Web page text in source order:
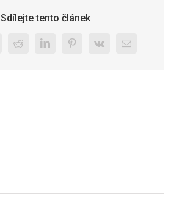
Sdílejte tento článek
RedditLinkedInPinterest
Vk
E-